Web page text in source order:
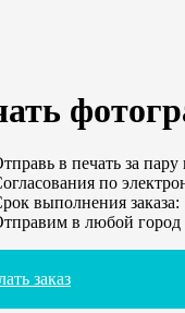
в печать за пару
по
выполнения заказа:
в любой
заказ